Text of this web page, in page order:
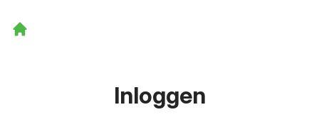
Inloggen